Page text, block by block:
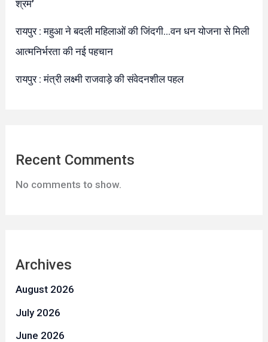
श्रम’
रायपुर : महुआ ने बदली महिलाओं की जिंदगी…वन धन योजना से मिली
आत्मनिर्भरता की नई पहचान
रायपुर : मंत्री लक्ष्मी राजवाड़े की संवेदनशील पहल
Recent Comments
No comments to show.
Archives
August 2026
July 2026
June 2026